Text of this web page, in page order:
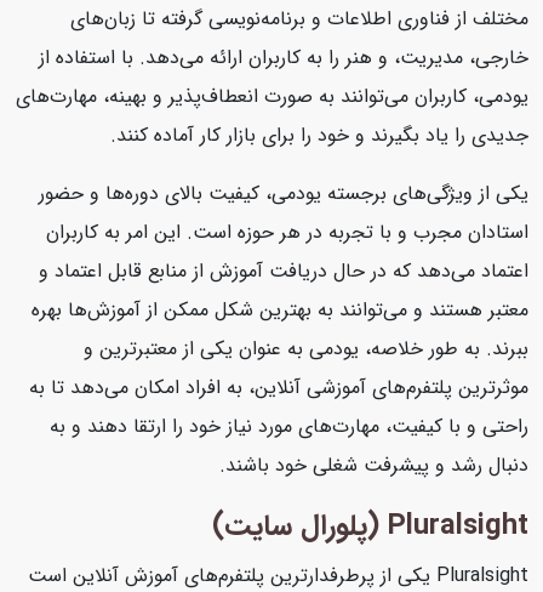
مختلف از فناوری اطلاعات و برنامه‌نویسی گرفته تا زبان‌های
خارجی، مدیریت، و هنر را به کاربران ارائه می‌دهد. با استفاده از
یودمی، کاربران می‌توانند به صورت انعطاف‌پذیر و بهینه، مهارت‌های
جدیدی را یاد بگیرند و خود را برای بازار کار آماده کنند.
یکی از ویژگی‌های برجسته یودمی، کیفیت بالای دوره‌ها و حضور
استادان مجرب و با تجربه در هر حوزه است. این امر به کاربران
اعتماد می‌دهد که در حال دریافت آموزش از منابع قابل اعتماد و
معتبر هستند و می‌توانند به بهترین شکل ممکن از آموزش‌ها بهره
ببرند. به طور خلاصه، یودمی به عنوان یکی از معتبرترین و
موثرترین پلتفرم‌های آموزشی آنلاین، به افراد امکان می‌دهد تا به
راحتی و با کیفیت، مهارت‌های مورد نیاز خود را ارتقا دهند و به
دنبال رشد و پیشرفت شغلی خود باشند.
Pluralsight (پلورال سایت)
Pluralsight یکی از پرطرفدارترین پلتفرم‌های آموزش آنلاین است